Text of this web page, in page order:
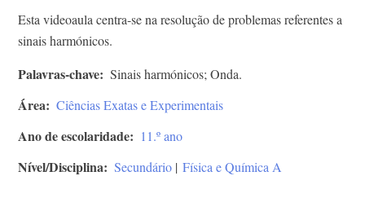
Esta videoaula centra-se na resolução de problemas referentes a
sinais harmónicos.
Palavras-chave Sinais harmónicos; Onda.
Área Ciências Exatas e Experimentais
Ano de escolaridade 11.º ano
Nível/Disciplina Secundário | Física e Química A